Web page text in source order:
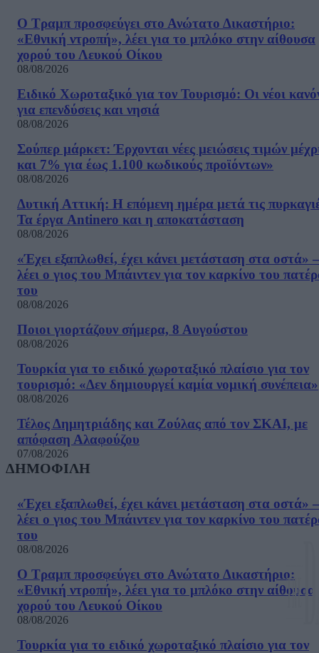
Ο Τραμπ προσφεύγει στο Ανώτατο Δικαστήριο:
«Εθνική ντροπή», λέει για το μπλόκο στην αίθουσα
χορού του Λευκού Οίκου
08/08/2026
Ειδικό Χωροταξικό για τον Τουρισμό: Οι νέοι
για επενδύσεις και νησιά
08/08/2026
Σούπερ μάρκετ: Έρχονται νέες μειώσεις τιμών
και 7% για έως 1.100 κωδικούς προϊόντων»
08/08/2026
Δυτική Αττική: Η επόμενη ημέρα μετά τις
Τα έργα Antinero και η αποκατάσταση
08/08/2026
«Έχει εξαπλωθεί, έχει κάνει μετάσταση στα οστά»
λέει ο γιος του Μπάιντεν για τον καρκίνο του
του
08/08/2026
Ποιοι γιορτάζουν σήμερα, 8 Αυγούστου
08/08/2026
Τουρκία για το ειδικό χωροταξικό πλαίσιο για τον
τουρισμό: «Δεν δημιουργεί καμία νομική συνέπεια»
08/08/2026
Τέλος Δημητριάδης και Ζούλας από τον ΣΚΑΙ, με
απόφαση Αλαφούζου
07/08/2026
ΔΗΜΟΦΙΛΗ
«Έχει εξαπλωθεί, έχει κάνει μετάσταση στα οστά»
λέει ο γιος του Μπάιντεν για τον καρκίνο του
του
08/08/2026
Ο Τραμπ προσφεύγει στο Ανώτατο Δικαστήριο:
«Εθνική ντροπή», λέει για το μπλόκο στην αίθουσα
χορού του Λευκού Οίκου
08/08/2026
Τουρκία για το ειδικό χωροταξικό πλαίσιο για τον